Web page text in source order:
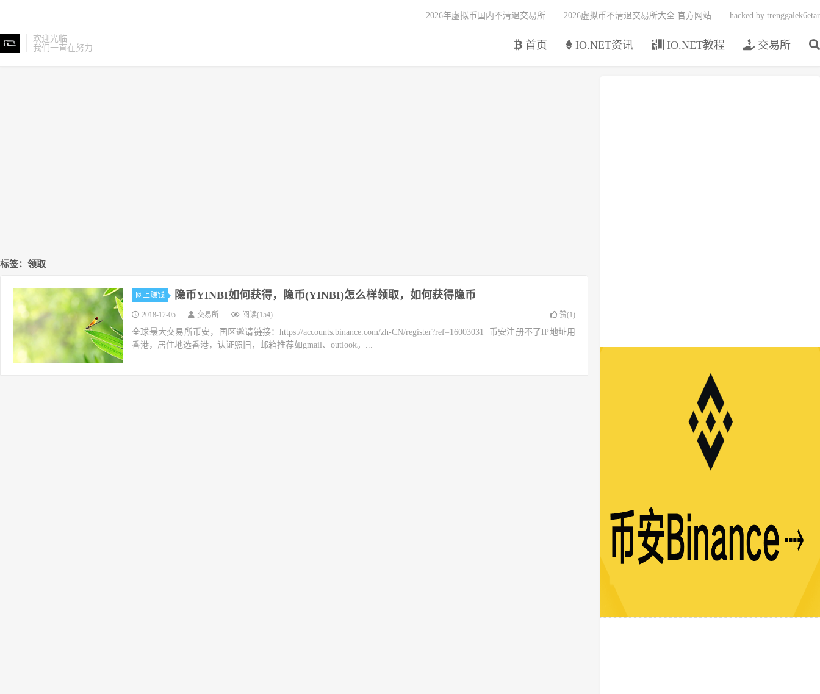
欢迎光临
我们一直在努力
首页 IO.NET资讯 IO.NET教程 交易所
2026年虚拟币国内不清退交易所 2026虚拟币不清退交易所大全 官方网站 hacked by trenggalek6etar
标签：领取
网上赚钱 隐币YINBI如何获得，隐币(YINBI)怎么样领取，如何获得隐币
2018-12-05 交易所 阅读(154) 赞(1)
全球最大交易所币安，国区邀请链接：https://accounts.binance.com/zh-CN/register?ref=16003031 币安注册不了IP地址用
香港，居住地选香港，认证照旧，邮箱推荐如gmail、outlook。...